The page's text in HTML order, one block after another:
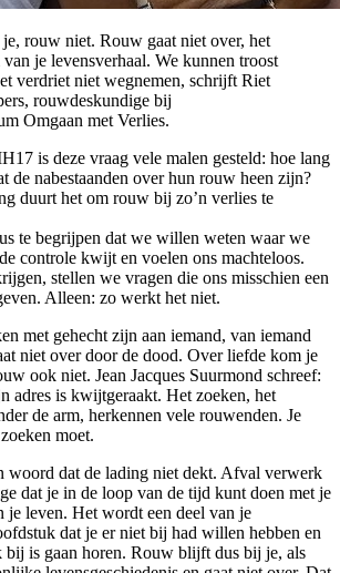
rouw niet. Rouw gaat niet over, het
je levensverhaal. We kunnen troost
verdriet niet wegnemen, schrijft Riet
rouwdeskundige bij
Omgaan met Verlies.
is deze vraag vele malen gesteld: hoe lang
de nabestaanden over hun rouw heen zijn?
duurt het om rouw bij zo’n verlies te
te begrijpen dat we willen weten waar we
controle kwijt en voelen ons machteloos.
stellen we vragen die ons misschien een
Alleen: zo werkt het niet.
met gehecht zijn aan iemand, van iemand
niet over door de dood. Over liefde kom je
ook niet. Jean Jacques Suurmond schreef:
adres is kwijtgeraakt. Het zoeken, het
de arm, herkennen vele rouwenden. Je
moet.
woord dat de lading niet dekt. Afval verwerk
dat je in de loop van de tijd kunt doen met je
je leven. Het wordt een deel van je
dat je er niet bij had willen hebben en
bij is gaan horen. Rouw blijft dus bij je, als